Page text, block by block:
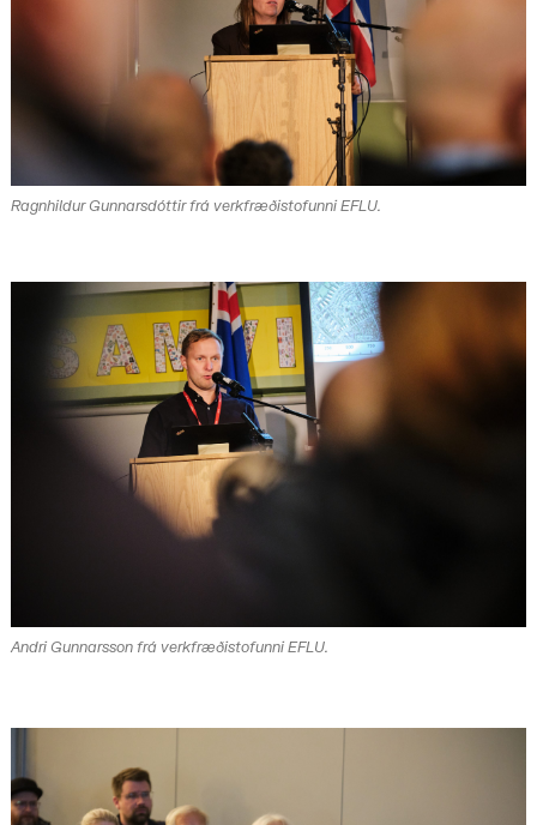
Ragnhildur Gunnarsdóttir frá verkfræðistofunni EFLU.
Andri Gunnarsson frá verkfræðistofunni EFLU.